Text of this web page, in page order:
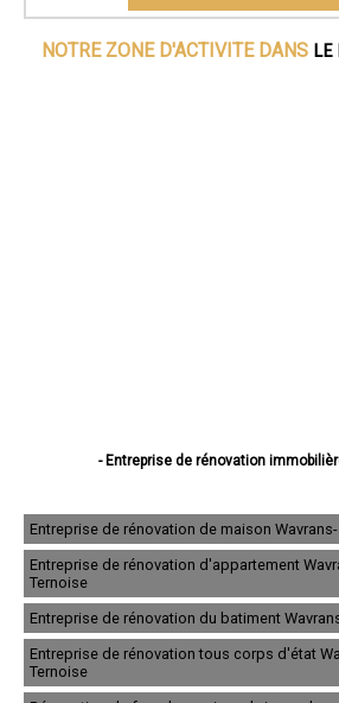
NOTRE ZONE D'ACTIVITE DANS LE
- Entreprise de rénovation
- Entreprise de rénovation
- Entreprise de rénovation
- Entreprise de rénovation immobilière
- Entreprise de rénovation immobilière à
- Entreprise de rénovation immobilière à
- Entreprise de rénovation
- Entreprise de rénovation
- Entreprise de rénovation immobilière
Entreprise de rénovation de maison
Entreprise de rénovation d'appartement
Ternoise
Entreprise de rénovation du batiment
Entreprise de rénovation tous corps d'état
Ternoise